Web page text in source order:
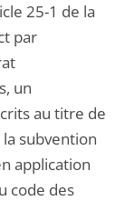
25-1 de la
par
un
au titre de
subvention
application
code des